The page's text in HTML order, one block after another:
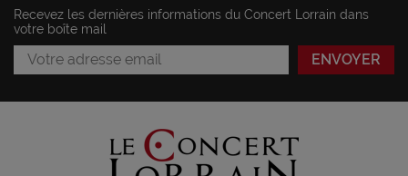
Recevez les dernières informations du Concert Lorrain dans
votre boîte mail